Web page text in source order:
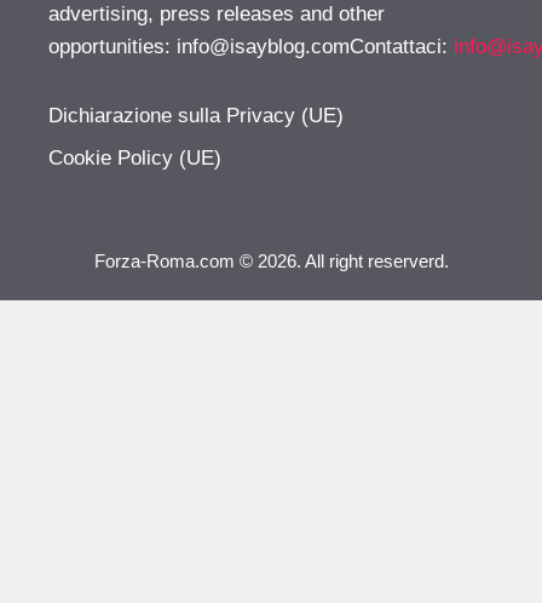
advertising, press releases and other
opportunities: info@isayblog.comContattaci:
Dichiarazione sulla Privacy (UE)
Cookie Policy (UE)
Forza-Roma.com © 2026. All right reserverd.